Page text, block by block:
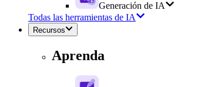
Generación de IA
Todas las herramientas de IA
Recursos
Aprenda